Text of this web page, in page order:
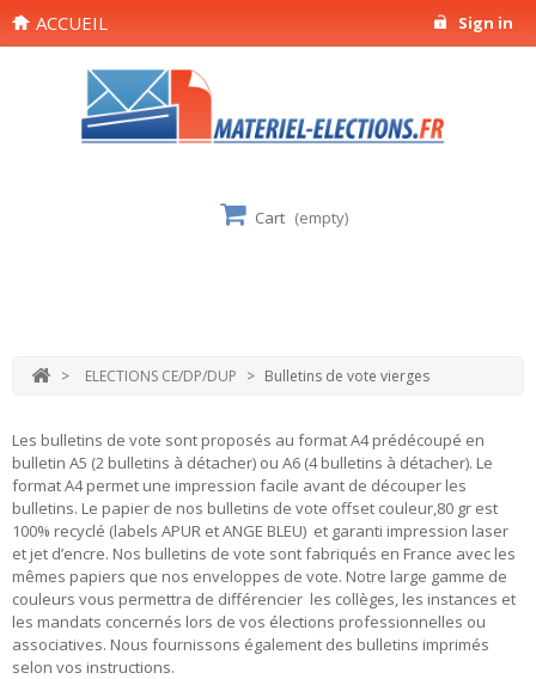
Sign in
ACCUEIL
Cart (empty)
> ELECTIONS CE/DP/DUP > Bulletins de vote vierges
Les bulletins de vote sont proposés au format A4 prédécoupé en
bulletin A5 (2 bulletins à détacher) ou A6 (4 bulletins à détacher). Le
format A4 permet une impression facile avant de découper les
bulletins. Le papier de nos bulletins de vote offset couleur,80 gr est
100% recyclé (labels APUR et ANGE BLEU) et garanti impression laser
et jet d’encre. Nos bulletins de vote sont fabriqués en France avec les
mêmes papiers que nos enveloppes de vote. Notre large gamme de
couleurs vous permettra de différencier les collèges, les instances et
les mandats concernés lors de vos élections professionnelles ou
associatives. Nous fournissons également des bulletins imprimés
selon vos instructions.